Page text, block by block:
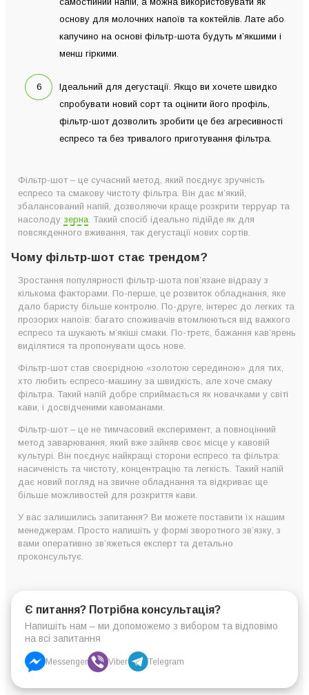
основу для молочних напоїв та коктейлів. Лате або
капучино на основі фільтр-шота будуть м’якшими і
менш гіркими.
Ідеальний для дегустації. Якщо ви хочете швидко
спробувати новий сорт та оцінити його профіль,
фільтр-шот дозволить зробити це без агресивності
еспресо та без тривалого приготування фільтра.
Фільтр-шот – це сучасний метод, який поєднує зручність
еспресо та смакову чистоту фільтра. Він дає м’який,
збалансований напій, дозволяючи краще розкрити терруар та
насолоду зерна . Такий спосіб ідеально підійде як для
повсякденного вживання, так дегустації нових сортів.
Чому фільтр-шот стає трендом?
Зростання популярності фільтр-шота пов’язане відразу з
кількома факторами. По-перше, це розвиток обладнання, яке
дало баристу більше контролю. По-друге, інтерес до легких та
прозорих напоїв: багато споживачів втомлюються від важкого
еспресо та шукають м’якіші смаки. По-третє, бажання кав’ярень
виділятися та пропонувати щось нове.
Фільтр-шот став своєрідною «золотою серединою» для тих,
хто любить еспресо-машину за швидкість, але хоче смаку
фільтра. Такий напій добре сприймається як новачками у світі
кави, і досвідченими кавоманами.
Фільтр-шот – це не тимчасовий експеримент, а повноцінний
метод заварювання, який вже зайняв своє місце у кавовій
культурі. Він поєднує найкращі сторони еспресо та фільтра:
насиченість та чистоту, концентрацію та легкість. Такий напій
дає новий погляд на звичне обладнання та відкриває ще
більше можливостей для розкриття кави.
У вас залишились запитання? Ви можете поставити їх нашим
менеджерам. Просто напишіть у формі зворотного зв’язку, з
вами оперативно зв’яжеться експерт та детально
проконсультує.
Є питання? Потрібна консультація?
Напишіть нам – ми допоможемо з вибором та відповімо
на всі запитання
Messenger Viber Telegram